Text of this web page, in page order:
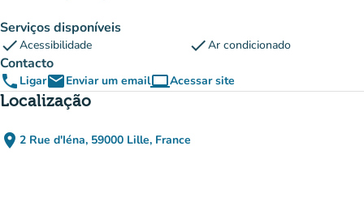
Serviços disponíveis
checkAcessibilidade checkAr condicionado
Contacto
phone LigaremailEnviar um emailcomputerAcessar site
(novo separador)
Localização
place 2 Rue d'Iéna, 59000 Lille, France
(abrir no Google Maps)
(novo separador)